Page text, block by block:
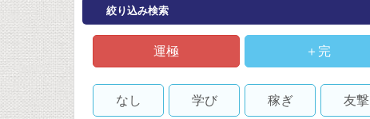
絞り込み検索
運極 ＋完
なし 学び 稼ぎ 友撃